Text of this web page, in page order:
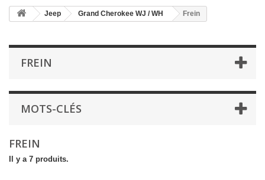
Jeep Grand Cherokee WJ / WH Frein
FREIN
MOTS-CLÉS
FREIN
Il y a 7 produits.